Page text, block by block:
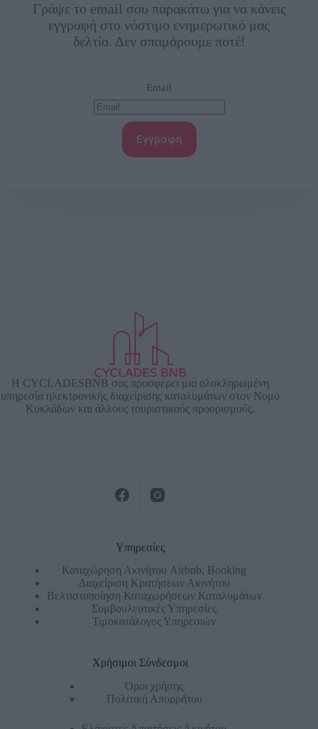
Γράψε το email σου παρακάτω για να κάνεις
εγγραφή στο νόστιμο ενημερωτικό μας
δελτίο. Δεν σπαμάρουμε ποτέ!
Email
Εγγραφή
Η CYCLADESBNB σας προσφέρει μια ολοκληρωμένη
υπηρεσία ηλεκτρονικής διαχείρισης καταλυμάτων στον Νομό
Κυκλάδων και άλλους τουριστικούς προορισμούς.
Υπηρεσίες
Καταχώρηση Ακινήτου Airbnb, Booking
Διαχείριση Κρατήσεων Ακινήτου
Βελτιστοποίηση Καταχωρήσεων Καταλυμάτων
Συμβουλευτικές Υπηρεσίες
Τιμοκατάλογος Υπηρεσιών
Χρήσιμοι Σύνδεσμοι
Όροι χρήσης
Πολιτική Απορρήτου